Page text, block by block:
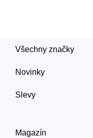
Všechny značky
Novinky
Slevy
Magazín